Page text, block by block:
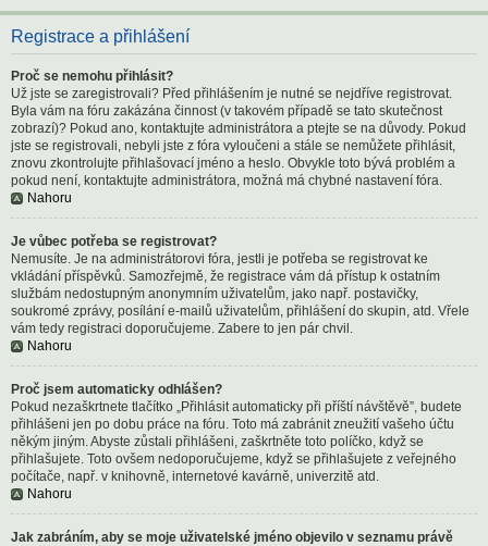
Registrace a přihlášení
Proč se nemohu přihlásit?
Už jste se zaregistrovali? Před přihlášením je nutné se nejdříve registrovat.
Byla vám na fóru zakázána činnost (v takovém případě se tato skutečnost
zobrazí)? Pokud ano, kontaktujte administrátora a ptejte se na důvody. Pokud
jste se registrovali, nebyli jste z fóra vyloučeni a stále se nemůžete přihlásit,
znovu zkontrolujte přihlašovací jméno a heslo. Obvykle toto bývá problém a
pokud není, kontaktujte administrátora, možná má chybné nastavení fóra.
Nahoru
Je vůbec potřeba se registrovat?
Nemusíte. Je na administrátorovi fóra, jestli je potřeba se registrovat ke
vkládání příspěvků. Samozřejmě, že registrace vám dá přístup k ostatním
službám nedostupným anonymním uživatelům, jako např. postavičky,
soukromé zprávy, posílání e-mailů uživatelům, přihlášení do skupin, atd. Vřele
vám tedy registraci doporučujeme. Zabere to jen pár chvil.
Nahoru
Proč jsem automaticky odhlášen?
Pokud nezaškrtnete tlačítko „Přihlásit automaticky při příští návštěvě”, budete
přihlášeni jen po dobu práce na fóru. Toto má zabránit zneužití vašeho účtu
někým jiným. Abyste zůstali přihlášeni, zaškrtněte toto políčko, když se
přihlašujete. Toto ovšem nedoporučujeme, když se přihlašujete z veřejného
počítače, např. v knihovně, internetové kavárně, univerzitě atd.
Nahoru
Jak zabráním, aby se moje uživatelské jméno objevilo v seznamu právě